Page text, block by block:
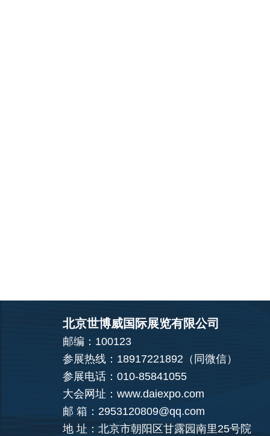
北京世博威国际展览有限公司
邮编：100123
参展热线：18917221892（同微信）
参展电话：010-85841055
大会网址：www.daiexpo.com
邮 箱：2953120809@qq.com
地 址：北京市朝阳区甘露园南里25号院